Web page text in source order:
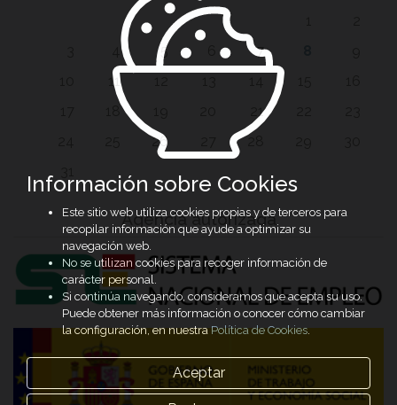
5 7
11
21
26 28
Agencia autorizada
Información sobre Cookies
Este sitio web utiliza cookies propias y de terceros para
recopilar información que ayude a optimizar su
navegación web.
No se utilizan cookies para recoger información de
carácter personal.
Si continúa navegando, consideramos que acepta su uso.
Puede obtener más información o conocer cómo cambiar
la configuración, en nuestraPolítica de Cookies.
Aceptar